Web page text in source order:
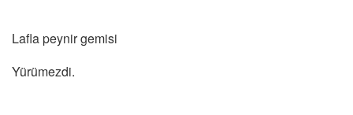
Lafla peynir gemisi
Yürümezdi.